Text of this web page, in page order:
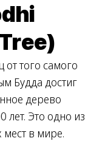
от того самого
Будда достиг
дерево
лет. Это одно из
мест в мире.